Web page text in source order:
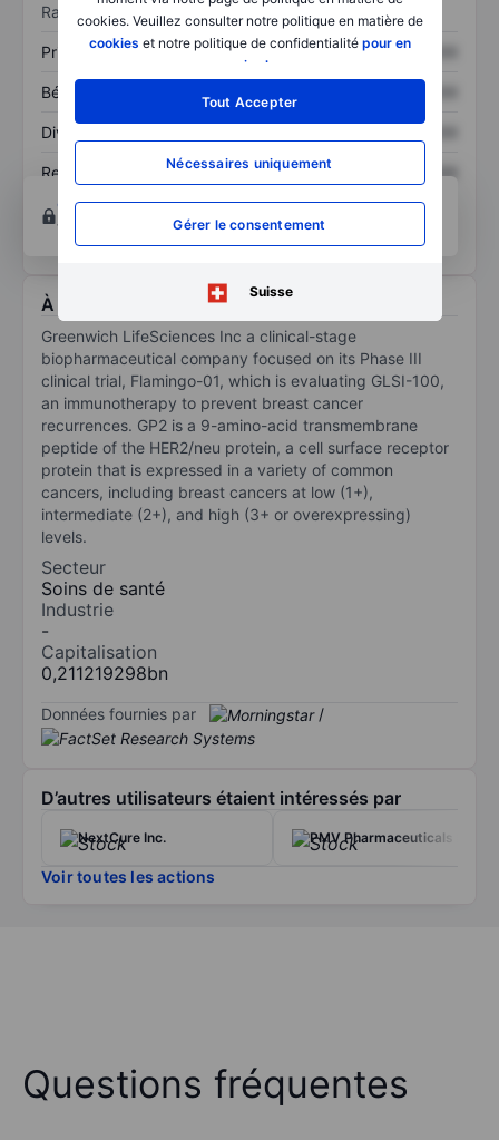
cookies. Veuillez consulter notre politique en matière de
cookies et notre politique de confidentialité pour en
savoir plus
Tout Accepter
Nécessaires uniquement
Gérer le consentement
Suisse
Ratios
Prix / ventes XXXXXXX XXXXXXX
Bénéfice par action
Dividende par action
Rendement des
XXXXXXX
XXXXXXX
Ouvrir un comptepour accéder à d’autres outils
techniques et d’analyse.
À propos Greenwich LifeSciences Inc.
Greenwich LifeSciences Inc a clinical-stage
biopharmaceutical company focused on its Phase III
clinical trial, Flamingo-01, which is evaluating GLSI-100,
an immunotherapy to prevent breast cancer
recurrences. GP2 is a 9-amino-acid transmembrane
peptide of the HER2/neu protein, a cell surface receptor
protein that is expressed in a variety of common
cancers, including breast cancers at low (1+),
intermediate (2+), and high (3+ or overexpressing)
levels.
Secteur
Soins de santé
Industrie
-
Capitalisation
0,211219298bn
Données fournies par /
D’autres utilisateurs étaient intéressés par
NextCure Inc. PMV Pharmaceuticals Inc.
Voir toutes les actions
Questions fréquentes